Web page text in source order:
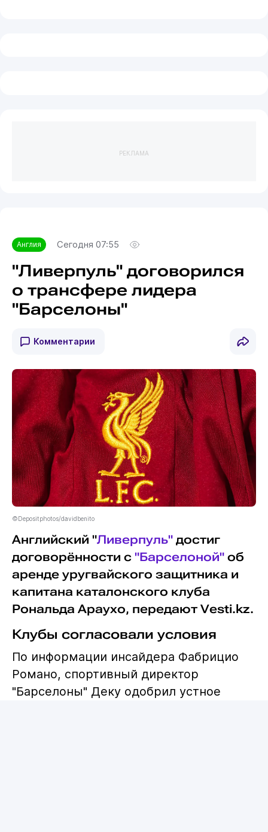
РЕКЛАМА
Англия Сегодня 07:55
"Ливерпуль" договорился
о трансфере лидера
"Барселоны"
Комментарии
©Depositphotos/davidbenito
Английский "Ливерпуль"достиг
договорённости с "Барселоной"об
аренде уругвайского защитника и
капитана каталонского клуба
Рональда Араухо, передают Vesti.kz.
Клубы согласовали условия
По информации инсайдера Фабрицио
Романо, спортивный директор
"Барселоны" Деку одобрил устное